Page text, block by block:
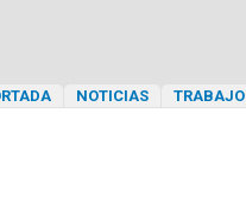
NOTICIAS TRABAJO